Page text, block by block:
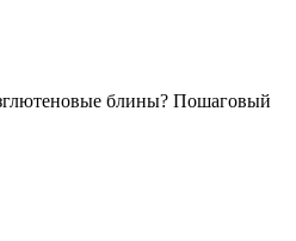
блины? Пошаговый